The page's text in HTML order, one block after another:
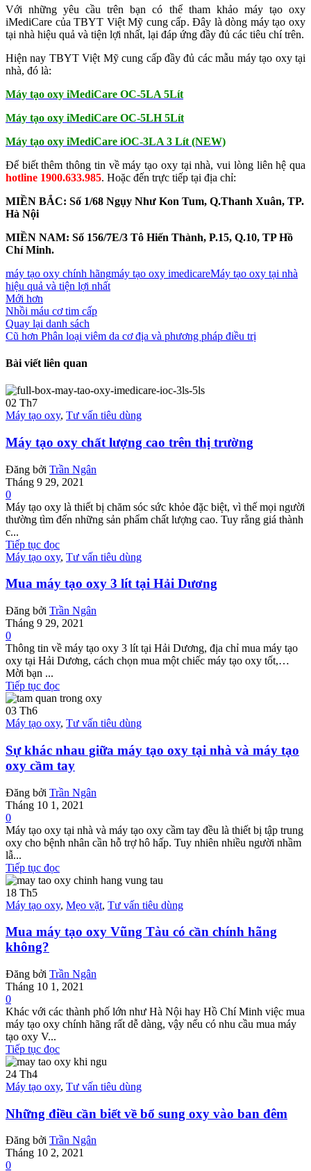
Với những yêu cầu trên bạn có thể tham khảo máy tạo oxy
iMediCare của TBYT Việt Mỹ cung cấp. Đây là dòng máy tạo oxy
tại nhà hiệu quả và tiện lợi nhất, lại đáp ứng đầy đủ các tiêu chí trên.
Hiện nay TBYT Việt Mỹ cung cấp đầy đủ các mẫu máy tạo oxy tại
nhà, đó là:
Máy tạo oxy iMediCare OC-5LA 5Lít
Máy tạo oxy iMediCare OC-5LH 5Lít
Máy tạo oxy iMediCare iOC-3LA 3 Lít (NEW)
Để biết thêm thông tin về máy tạo oxy tại nhà, vui lòng liên hệ qua
hotline 1900.633.985. Hoặc đến trực tiếp tại địa chỉ:
MIỀN BẮC: Số 1/68 Ngụy Như Kon Tum, Q.Thanh Xuân, TP.
Hà Nội
MIỀN NAM: Số 156/7E/3 Tô Hiến Thành, P.15, Q.10, TP Hồ
Chí Minh.
máy tạo oxy chính hãngmáy tạo oxy imedicareMáy tạo oxy tại nhà
hiệu quả và tiện lợi nhất
Mới hơn
Nhồi máu cơ tim cấp
Quay lại danh sách
Cũ hơn Phân loại viêm da cơ địa và phương pháp điều trị
Bài viết liên quan
02 Th7
Máy tạo oxy, Tư vấn tiêu dùng
Máy tạo oxy chất lượng cao trên thị trường
Đăng bởi Trần Ngân
Tháng 9 29, 2021
0
Máy tạo oxy là thiết bị chăm sóc sức khỏe đặc biệt, vì thế mọi người
thường tìm đến những sản phẩm chất lượng cao. Tuy rằng giá thành
c...
Tiếp tục đọc
Máy tạo oxy, Tư vấn tiêu dùng
Mua máy tạo oxy 3 lít tại Hải Dương
Đăng bởi Trần Ngân
Tháng 9 29, 2021
0
Thông tin về máy tạo oxy 3 lít tại Hải Dương, địa chỉ mua máy tạo
oxy tại Hải Dương, cách chọn mua một chiếc máy tạo oxy tốt,…
Mời bạn ...
Tiếp tục đọc
03 Th6
Máy tạo oxy, Tư vấn tiêu dùng
Sự khác nhau giữa máy tạo oxy tại nhà và máy tạo
oxy cầm tay
Đăng bởi Trần Ngân
Tháng 10 1, 2021
0
Máy tạo oxy tại nhà và máy tạo oxy cầm tay đều là thiết bị tập trung
oxy cho bệnh nhân cần hỗ trợ hô hấp. Tuy nhiên nhiều người nhầm
lẫ...
Tiếp tục đọc
18 Th5
Máy tạo oxy, Mẹo vặt, Tư vấn tiêu dùng
Mua máy tạo oxy Vũng Tàu có cần chính hãng
không?
Đăng bởi Trần Ngân
Tháng 10 1, 2021
0
Khác với các thành phố lớn như Hà Nội hay Hồ Chí Minh việc mua
máy tạo oxy chính hãng rất dễ dàng, vậy nếu có nhu cầu mua máy
tạo oxy V...
Tiếp tục đọc
24 Th4
Máy tạo oxy, Tư vấn tiêu dùng
Những điều cần biết về bổ sung oxy vào ban đêm
Đăng bởi Trần Ngân
Tháng 10 2, 2021
0